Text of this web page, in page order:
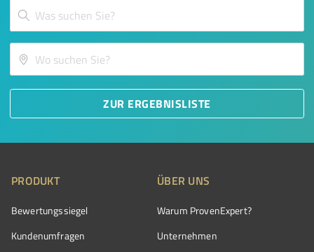
ZUR ERGEBNISLISTE
PRODUKT
Bewertungssiegel
Kundenumfragen
ÜBER UNS
Warum ProvenExpert?
Unternehmen